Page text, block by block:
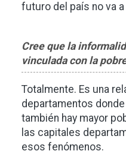
futuro del país no va
Cree que la
vinculada con la
Totalmente. Es una
departamentos
también hay mayor
las capitales
esos fenómenos.